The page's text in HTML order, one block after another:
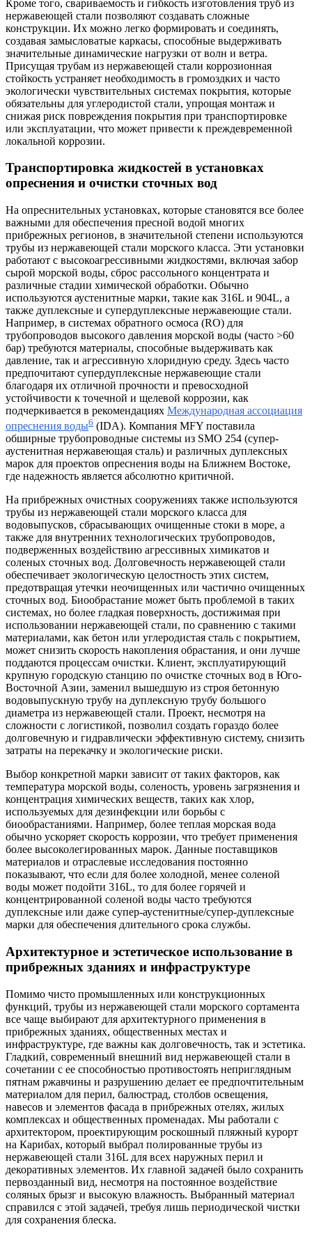
Кроме того, свариваемость и гибкость изготовления труб из
нержавеющей стали позволяют создавать сложные
конструкции. Их можно легко формировать и соединять,
создавая замысловатые каркасы, способные выдерживать
значительные динамические нагрузки от волн и ветра.
Присущая трубам из нержавеющей стали коррозионная
стойкость устраняет необходимость в громоздких и часто
экологически чувствительных системах покрытия, которые
обязательны для углеродистой стали, упрощая монтаж и
снижая риск повреждения покрытия при транспортировке
или эксплуатации, что может привести к преждевременной
локальной коррозии.
Транспортировка жидкостей в установках
опреснения и очистки сточных вод
На опреснительных установках, которые становятся все более
важными для обеспечения пресной водой многих
прибрежных регионов, в значительной степени используются
трубы из нержавеющей стали морского класса. Эти установки
работают с высокоагрессивными жидкостями, включая забор
сырой морской воды, сброс рассольного концентрата и
различные стадии химической обработки. Обычно
используются аустенитные марки, такие как 316L и 904L, а
также дуплексные и супердуплексные нержавеющие стали.
Например, в системах обратного осмоса (RO) для
трубопроводов высокого давления морской воды (часто >60
бар) требуются материалы, способные выдерживать как
давление, так и агрессивную хлоридную среду. Здесь часто
предпочитают супердуплексные нержавеющие стали
благодаря их отличной прочности и превосходной
устойчивости к точечной и щелевой коррозии, как
подчеркивается в рекомендациях Международная ассоциация
опреснения воды6 (IDA). Компания MFY поставила
обширные трубопроводные системы из SMO 254 (супер-
аустенитная нержавеющая сталь) и различных дуплексных
марок для проектов опреснения воды на Ближнем Востоке,
где надежность является абсолютно критичной.
На прибрежных очистных сооружениях также используются
трубы из нержавеющей стали морского класса для
водовыпусков, сбрасывающих очищенные стоки в море, а
также для внутренних технологических трубопроводов,
подверженных воздействию агрессивных химикатов и
соленых сточных вод. Долговечность нержавеющей стали
обеспечивает экологическую целостность этих систем,
предотвращая утечки неочищенных или частично очищенных
сточных вод. Биообрастание может быть проблемой в таких
системах, но более гладкая поверхность, достижимая при
использовании нержавеющей стали, по сравнению с такими
материалами, как бетон или углеродистая сталь с покрытием,
может снизить скорость накопления обрастания, и они лучше
поддаются процессам очистки. Клиент, эксплуатирующий
крупную городскую станцию по очистке сточных вод в Юго-
Восточной Азии, заменил вышедшую из строя бетонную
водовыпускную трубу на дуплексную трубу большого
диаметра из нержавеющей стали. Проект, несмотря на
сложности с логистикой, позволил создать гораздо более
долговечную и гидравлически эффективную систему, снизить
затраты на перекачку и экологические риски.
Выбор конкретной марки зависит от таких факторов, как
температура морской воды, соленость, уровень загрязнения и
концентрация химических веществ, таких как хлор,
используемых для дезинфекции или борьбы с
биообрастаниями. Например, более теплая морская вода
обычно ускоряет скорость коррозии, что требует применения
более высоколегированных марок. Данные поставщиков
материалов и отраслевые исследования постоянно
показывают, что если для более холодной, менее соленой
воды может подойти 316L, то для более горячей и
концентрированной соленой воды часто требуются
дуплексные или даже супер-аустенитные/супер-дуплексные
марки для обеспечения длительного срока службы.
Архитектурное и эстетическое использование в
прибрежных зданиях и инфраструктуре
Помимо чисто промышленных или конструкционных
функций, трубы из нержавеющей стали морского сортамента
все чаще выбирают для архитектурного применения в
прибрежных зданиях, общественных местах и
инфраструктуре, где важны как долговечность, так и эстетика.
Гладкий, современный внешний вид нержавеющей стали в
сочетании с ее способностью противостоять неприглядным
пятнам ржавчины и разрушению делает ее предпочтительным
материалом для перил, балюстрад, столбов освещения,
навесов и элементов фасада в прибрежных отелях, жилых
комплексах и общественных променадах. Мы работали с
архитектором, проектирующим роскошный пляжный курорт
на Карибах, который выбрал полированные трубы из
нержавеющей стали 316L для всех наружных перил и
декоративных элементов. Их главной задачей было сохранить
первозданный вид, несмотря на постоянное воздействие
соляных брызг и высокую влажность. Выбранный материал
справился с этой задачей, требуя лишь периодической чистки
для сохранения блеска.